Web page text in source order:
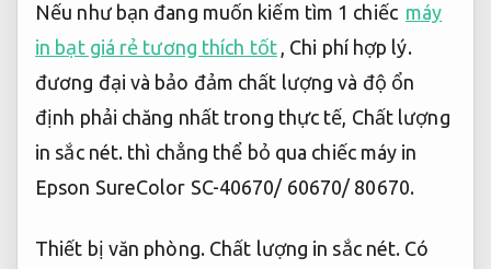
Nếu như bạn đang muốn kiếm tìm 1 chiếc máy
in bạt giá rẻ tương thích tốt , Chi phí hợp lý.
đương đại và bảo đảm chất lượng và độ ổn
định phải chăng nhất trong thực tế, Chất lượng
in sắc nét. thì chẳng thể bỏ qua chiếc máy in
Epson SureColor SC-40670/ 60670/ 80670.
Thiết bị văn phòng. Chất lượng in sắc nét. Có